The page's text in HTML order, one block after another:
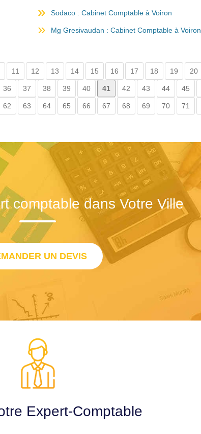
Sodaco : Cabinet Comptable à Voiron
Mg Gresivaudan : Cabinet Comptable à Voiron
11 12 13 14 15 16 17 18 19 20
36 37 38 39 40 41 42 43 44 45
62 63 64 65 66 67 68 69 70 71
comptable dans Votre Ville
UN DEVIS
Expert-Comptable